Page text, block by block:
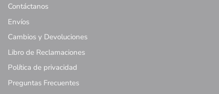
Contáctanos
Envíos
Cambios y Devoluciones
Libro de Reclamaciones
Política de privacidad
Preguntas Frecuentes